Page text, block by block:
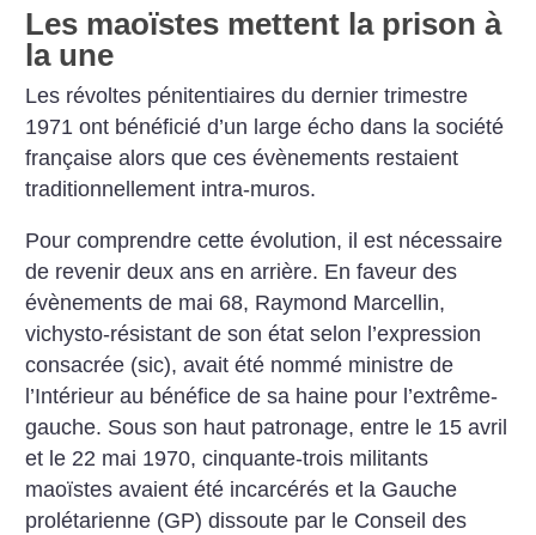
Les maoïstes mettent la prison à
la une
Les révoltes pénitentiaires du dernier trimestre
1971 ont bénéficié d’un large écho dans la société
française alors que ces évènements restaient
traditionnellement intra-muros.
Pour comprendre cette évolution, il est nécessaire
de revenir deux ans en arrière. En faveur des
évènements de mai 68, Raymond Marcellin,
vichysto-résistant de son état selon l’expression
consacrée (sic), avait été nommé ministre de
l’Intérieur au bénéfice de sa haine pour l’extrême-
gauche. Sous son haut patronage, entre le 15 avril
et le 22 mai 1970, cinquante-trois militants
maoïstes avaient été incarcérés et la Gauche
prolétarienne (GP) dissoute par le Conseil des